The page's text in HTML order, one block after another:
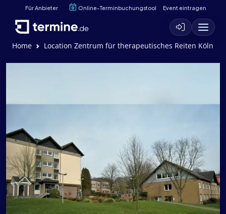
Für Anbieter Online-Terminbuchungstool Event eintragen
Home Location Zentrum für therapeutisches Reiten Köln